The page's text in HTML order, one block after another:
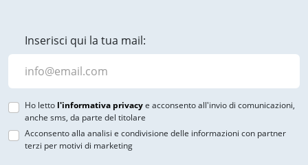
Inserisci qui la tua mail:
Ho letto l'informativa privacye acconsento all'invio di comunicazioni,
anche sms, da parte del titolare
Acconsento alla analisi e condivisione delle informazioni con partner
terzi per motivi di marketing